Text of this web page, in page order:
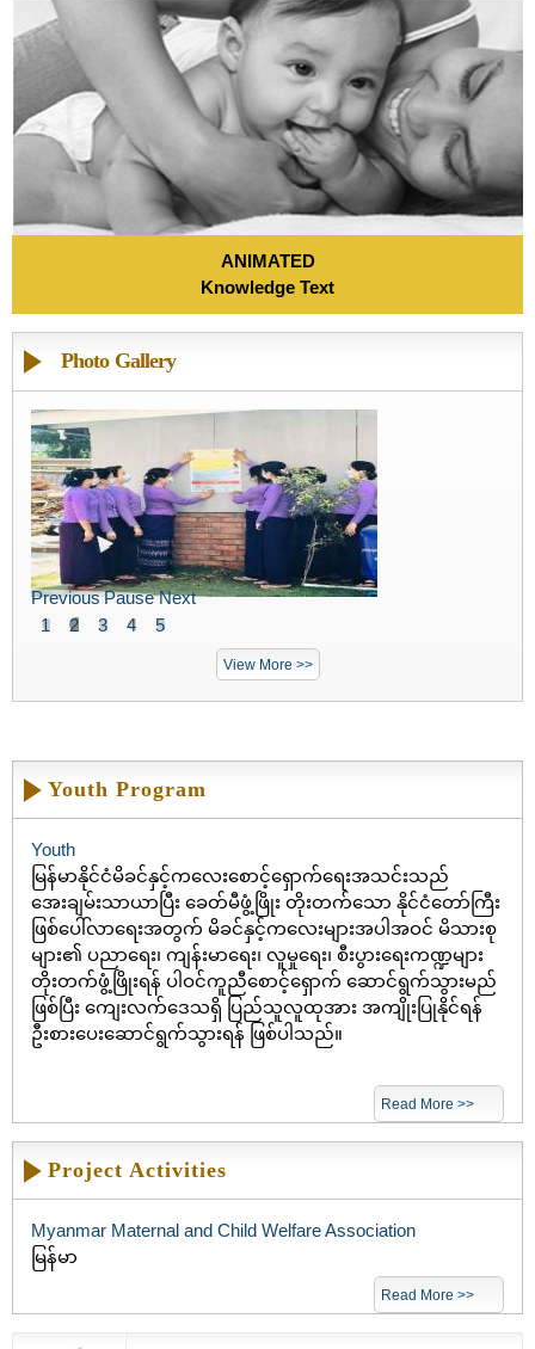
ANIMATED
Knowledge Text
Photo Gallery
PreviousPause Next
1
2 3 4 5
View More >>
Youth Program
Youth
မြန်မာနိုင်ငံမိခင်နှင့်ကလေးစောင့်ရှောက်ရေးအသင်းသည်
အေးချမ်းသာယာပြီး ခေတ်မီဖွံ့ဖြိုး တိုးတက်သော နိုင်ငံတော်ကြီး
ဖြစ်ပေါ်လာရေးအတွက် မိခင်နှင့်ကလေးများအပါအဝင် မိသားစု
များ၏ ပညာရေး၊ ကျန်းမာရေး၊ လူမှုရေး၊ စီးပွားရေးကဏ္ဍများ
တိုးတက်ဖွံ့ဖြိုးရန် ပါဝင်ကူညီစောင့်ရှောက် ဆောင်ရွက်သွားမည်
ဖြစ်ပြီး ကျေးလက်ဒေသရှိ ပြည်သူလူထုအား အကျိုးပြုနိုင်ရန်
ဦးစားပေးဆောင်ရွက်သွားရန် ဖြစ်ပါသည်။
Read More >>
Project Activities
Myanmar Maternal and Child Welfare Association
မြန်မာ
Read More >>